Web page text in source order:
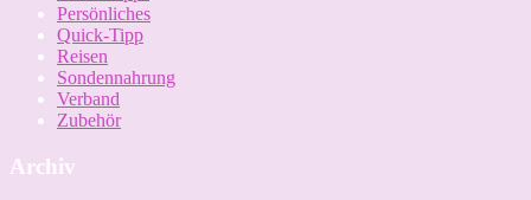
Persönliches
Quick-Tipp
Reisen
Sondennahrung
Verband
Zubehör
Archiv